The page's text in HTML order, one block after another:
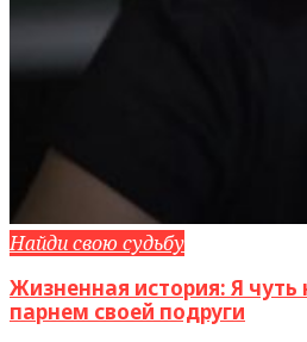
Найди свою судьбу
Жизненная история: Я чуть
парнем своей подруги